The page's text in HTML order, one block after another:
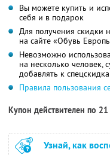
Вы можете купить и
себя и в подарок
Для получения скидки
на сайте «Обувь
Невозможно
на несколько человек,
добавлять к
Правила пользования
Купон действителен по
Узнай, как